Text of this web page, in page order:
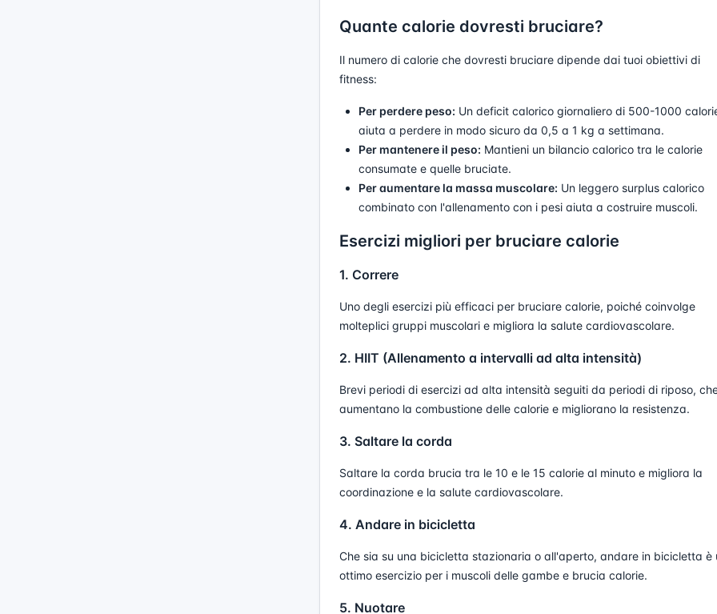
Quante calorie dovresti bruciare?
Il numero di calorie che dovresti bruciare dipende dai tuoi obiettivi di
fitness:
Per perdere peso: Un deficit calorico giornaliero di 500-1000
aiuta a perdere in modo sicuro da 0,5 a 1 kg a settimana.
Per mantenere il peso: Mantieni un bilancio calorico tra le calorie
consumate e quelle bruciate.
Per aumentare la massa muscolare: Un leggero surplus calorico
combinato con l'allenamento con i pesi aiuta a costruire muscoli.
Esercizi migliori per bruciare calorie
1. Correre
Uno degli esercizi più efficaci per bruciare calorie, poiché coinvolge
molteplici gruppi muscolari e migliora la salute cardiovascolare.
2. HIIT (Allenamento a intervalli ad alta intensità)
Brevi periodi di esercizi ad alta intensità seguiti da periodi di riposo,
aumentano la combustione delle calorie e migliorano la resistenza.
3. Saltare la corda
Saltare la corda brucia tra le 10 e le 15 calorie al minuto e migliora la
coordinazione e la salute cardiovascolare.
4. Andare in bicicletta
Che sia su una bicicletta stazionaria o all'aperto, andare in bicicletta è
ottimo esercizio per i muscoli delle gambe e brucia calorie.
5. Nuotare